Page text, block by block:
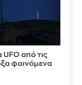
από τις
φαινόμενα